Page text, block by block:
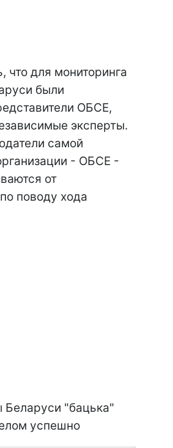
что для мониторинга
были
ОБСЕ,
эксперты.
самой
- ОБСЕ -
от
поводу хода
Беларуси "бацька"
успешно